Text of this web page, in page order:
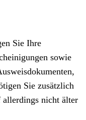
Sie Ihre
sowie
Sie zusätzlich
allerdings nicht älter